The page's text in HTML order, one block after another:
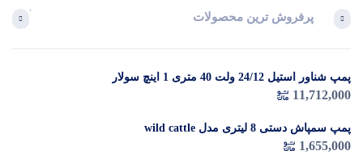
پرفروش ترین محصولات
پمپ شناور استیل 24/12 ولت 40 متری 1 اینچ سولار
11,712,000
پمپ سمپاش دستی 8 لیتری مدل wild cattle
1,655,000